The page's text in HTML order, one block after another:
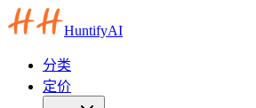
HuntifyAI
分类
定价